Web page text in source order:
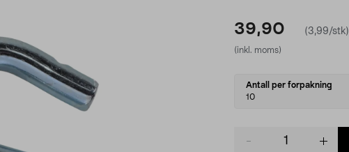
39,90 (3,99/stk)
(inkl. moms)
Select
variant
Antall per forpakning
10